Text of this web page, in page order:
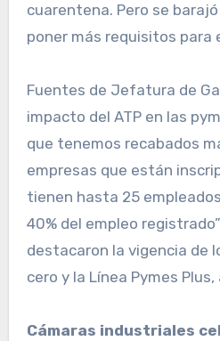
cuarentena. Pero se
poner más requisitos para
Fuentes de Jefatura de
impacto del ATP en las
que tenemos recabados
empresas que están
tienen hasta 25
40% del empleo
destacaron la vigencia de
cero y la Línea Pymes
Cámaras industriales